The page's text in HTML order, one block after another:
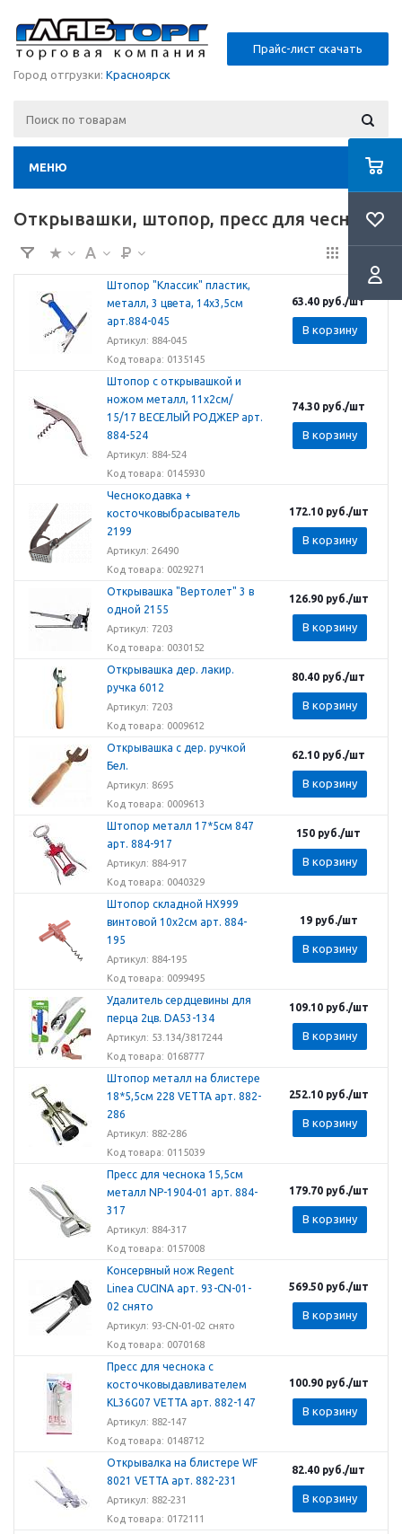
Прайс-лист скачать
Город отгрузки: Красноярск
МЕНЮ
Открывашки, штопор, пресс для чеснока
Штопор "Классик" пластик,
металл, 3 цвета, 14х3,5см
арт.884-045
Артикул: 884-045
Код товара: 0135145
63.40 руб./шт
В корзину
Штопор с открывашкой и
ножом металл, 11х2см/
15/17 ВЕСЕЛЫЙ РОДЖЕР арт.
884-524
Артикул: 884-524
Код товара: 0145930
74.30 руб./шт
В корзину
Чеснокодавка +
косточковыбрасыватель
2199
Артикул: 26490
Код товара: 0029271
172.10руб./шт
В корзину
Открывашка "Вертолет" 3 в
одной 2155
Артикул: 7203
Код товара: 0030152
126.90руб./шт
В корзину
Открывашка дер. лакир.
ручка 6012
Артикул: 7203
Код товара: 0009612
80.40 руб./шт
В корзину
Открывашка с дер. ручкой
Бел.
Артикул: 8695
Код товара: 0009613
62.10 руб./шт
В корзину
Штопор металл 17*5см 847
арт. 884-917
Артикул: 884-917
Код товара: 0040329
150 руб./шт
В корзину
Штопор складной HX999
винтовой 10х2см арт. 884-
195
Артикул: 884-195
Код товара: 0099495
19руб./шт
В корзину
Удалитель сердцевины для
перца 2цв. DA53-134
Артикул: 53.134/3817244
Код товара: 0168777
109.10руб./шт
В корзину
Штопор металл на блистере
18*5,5см 228 VETTA арт. 882-
286
Артикул: 882-286
Код товара: 0115039
252.10руб./шт
В корзину
Пресс для чеснока 15,5см
металл NP-1904-01 арт. 884-
317
Артикул: 884-317
Код товара: 0157008
179.70руб./шт
В корзину
Консервный нож Regent
Linea CUCINA арт. 93-CN-01-
02 снято
Артикул: 93-CN-01-02 снято
Код товара: 0070168
569.50руб./шт
В корзину
Пресс для чеснока с
косточковыдавливателем
KL36G07 VETTA арт. 882-147
Артикул: 882-147
Код товара: 0148712
100.90руб./шт
В корзину
Открывалка на блистере WF
8021 VETTA арт. 882-231
Артикул: 882-231
Код товара: 0172111
82.40 руб./шт
В корзину